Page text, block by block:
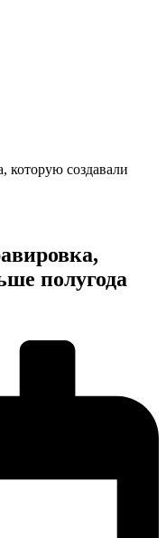
которую создавали
полугода